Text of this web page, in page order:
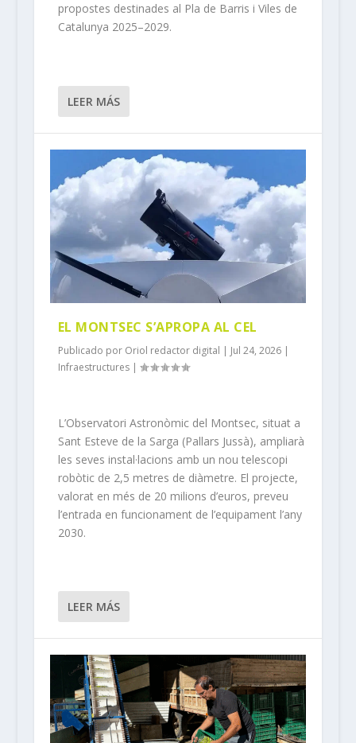
propostes destinades al Pla de Barris i Viles de
Catalunya 2025–2029.
LEER MÁS
EL MONTSEC S’APROPA AL CEL
Publicado por Oriol redactor digital | Jul 24, 2026|
Infraestructures|
L’Observatori Astronòmic del Montsec, situat a
Sant Esteve de la Sarga (Pallars Jussà), ampliarà
les seves instal·lacions amb un nou telescopi
robòtic de 2,5 metres de diàmetre. El projecte,
valorat en més de 20 milions d’euros, preveu
l’entrada en funcionament de l’equipament l’any
2030.
LEER MÁS